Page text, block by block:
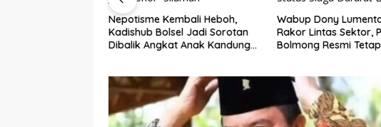
Nepotisme Kembali Heboh,
Kadishub Bolsel Jadi Sorotan
Dibalik Angkat Anak Kandung
Wabup Dony
Rakor Lintas Sektor,
Bolmong Resmi